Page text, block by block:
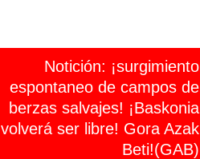
Notición: ¡surgimiento
espontaneo de campos de
berzas salvajes! ¡Baskonia
volverá ser libre! Gora Azak
Beti!(GAB)